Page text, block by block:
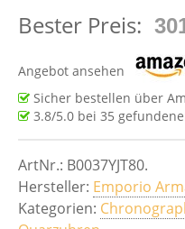
Bester Preis:
Angebot ansehen
Sicher bestellen über
3.8/5.0 bei 35
ArtNr.: B0037YJT80.
Hersteller: Emporio
Kategorien: